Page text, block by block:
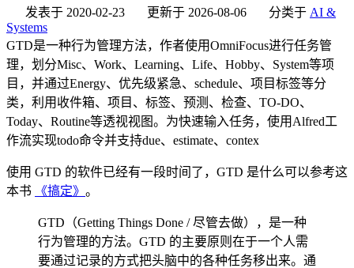
发表于 2020-02-23 更新于 2026-08-06 分类于 AI &
Systems
GTD是一种行为管理方法，作者使用OmniFocus进行任务管
理，划分Misc、Work、Learning、Life、Hobby、System等项
目，并通过Energy、优先级紧急、schedule、项目标签等分
类，利用收件箱、项目、标签、预测、检查、TO-DO、
Today、Routine等透视视图。为快速输入任务，使用Alfred工
作流实现todo命令并支持due、estimate、contex
使用 GTD 的软件已经有一段时间了，GTD 是什么可以参考这
本书
《搞定》 。
GTD（Getting Things Done / 尽管去做），是一种
行为管理的方法。GTD 的主要原则在于一个人需
要通过记录的方式把头脑中的各种任务移出来。通